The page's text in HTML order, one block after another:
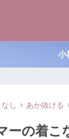
小
し あか抜ける
ーの着